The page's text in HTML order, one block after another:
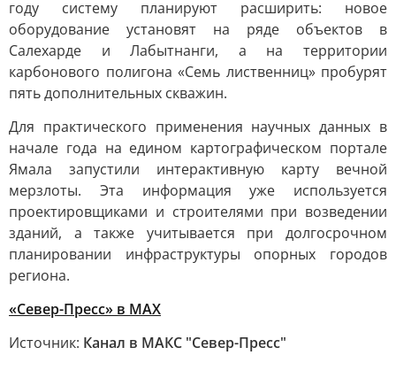
году систему планируют расширить: новое
оборудование установят на ряде объектов в
Салехарде и Лабытнанги, а на территории
карбонового полигона «Семь лиственниц» пробурят
пять дополнительных скважин.
Для практического применения научных данных в
начале года на едином картографическом портале
Ямала запустили интерактивную карту вечной
мерзлоты. Эта информация уже используется
проектировщиками и строителями при возведении
зданий, а также учитывается при долгосрочном
планировании инфраструктуры опорных городов
региона.
«Север-Пресс» в MAX
Источник: Канал в МАКС "Север-Пресс"